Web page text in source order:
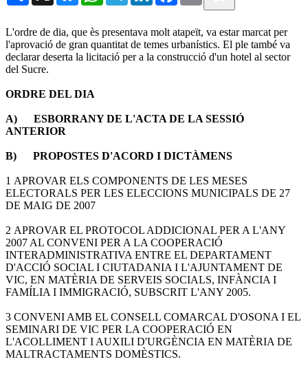
L'ordre de dia, que ès presentava molt atapeït, va estar marcat per
l'aprovació de gran quantitat de temes urbanístics. El ple també va
declarar deserta la licitació per a la construcció d'un hotel al sector
del Sucre.
ORDRE DEL DIA
A) ESBORRANY DE L'ACTA DE LA SESSIÓ
ANTERIOR
B) PROPOSTES D'ACORD I DICTÀMENS
1 APROVAR ELS COMPONENTS DE LES MESES
ELECTORALS PER LES ELECCIONS MUNICIPALS DE 27
DE MAIG DE 2007
2 APROVAR EL PROTOCOL ADDICIONAL PER A L'ANY
2007 AL CONVENI PER A LA COOPERACIÓ
INTERADMINISTRATIVA ENTRE EL DEPARTAMENT
D'ACCIÓ SOCIAL I CIUTADANIA I L'AJUNTAMENT DE
VIC, EN MATÈRIA DE SERVEIS SOCIALS, INFÀNCIA I
FAMÍLIA I IMMIGRACIÓ, SUBSCRIT L'ANY 2005.
3 CONVENI AMB EL CONSELL COMARCAL D'OSONA I EL
SEMINARI DE VIC PER LA COOPERACIÓ EN
L'ACOLLIMENT I AUXILI D'URGÈNCIA EN MATÈRIA DE
MALTRACTAMENTS DOMÈSTICS.